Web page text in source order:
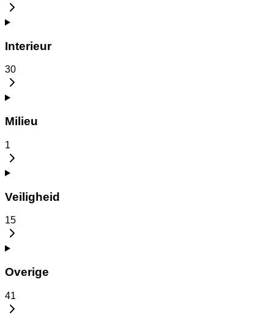
Interieur
30
Milieu
1
Veiligheid
15
Overige
41